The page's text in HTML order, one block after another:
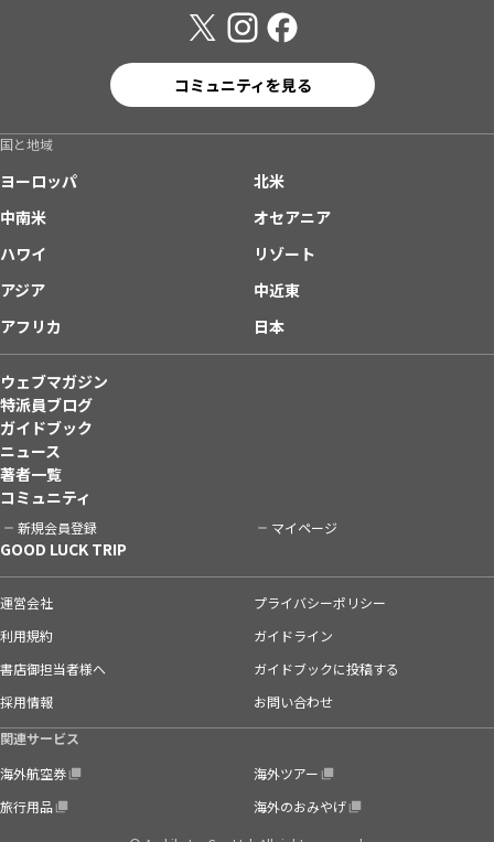
コミュニティを見る
国と地域
ヨーロッパ
北米
中南米
オセアニア
ハワイ
リゾート
アジア
中近東
アフリカ
日本
ウェブマガジン
特派員ブログ
ガイドブック
ニュース
著者一覧
コミュニティ
新規会員登録 マイページ
GOOD LUCK TRIP
運営会社
プライバシーポリシー
利用規約
ガイドライン
書店御担当者様へ
ガイドブックに投稿する
採用情報
お問い合わせ
関連サービス
海外航空券
海外ツアー
旅行用品
海外のおみやげ